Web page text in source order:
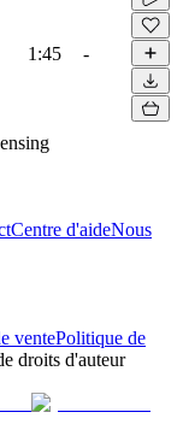
1:45 -
Centre d'aideNous
ventePolitique de
droits d'auteur